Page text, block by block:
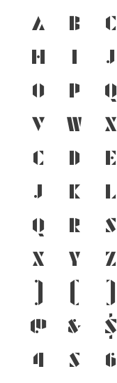
A B C
H I J
O P Q
V W X
c d e
j k l
q r s
x y z
) [ ]
@ & $
4 5 6